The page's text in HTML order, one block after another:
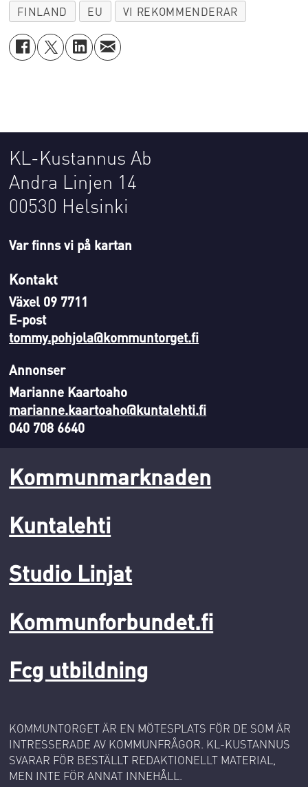
FINLAND
EU VI REKOMMENDERAR
KL-Kustannus Ab
Andra Linjen 14
00530 Helsinki
Var finns vi på kartan
Kontakt
Växel 09 7711
E-post
tommy.pohjola@kommuntorget.fi
Annonser
Marianne Kaartoaho
marianne.kaartoaho@kuntalehti.fi
040 708 6640
Kommunmarknaden
Kuntalehti
Studio Linjat
Kommunforbundet.fi
Fcg utbildning
KOMMUNTORGET ÄR EN MÖTESPLATS FÖR DE SOM ÄR
INTRESSERADE AV KOMMUNFRÅGOR. KL-KUSTANNUS
SVARAR FÖR BESTÄLLT REDAKTIONELLT MATERIAL,
MEN INTE FÖR ANNAT INNEHÅLL.